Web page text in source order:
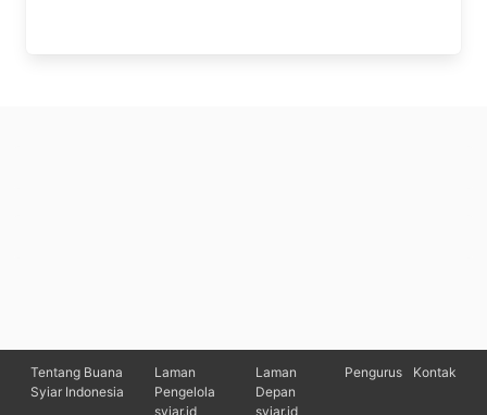
Tentang Buana
Syiar Indonesia
Laman
Pengelola
syiar.id
Laman
Depan
syiar.id
Pengurus Kontak